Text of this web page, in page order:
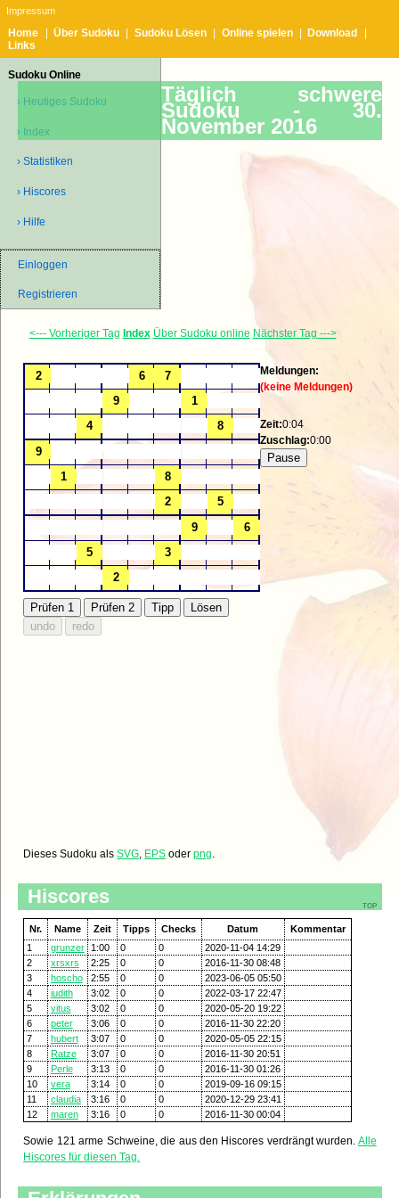
Impressum
Home Über Sudoku Sudoku Lösen Online spielen Download
Links
Sudoku Online
› Heutiges Sudoku
› Index
› Statistiken
› Hiscores
› Hilfe
Einloggen
Registrieren
Täglich schwere
Sudoku -30.
November 2016
<--- Vorheriger Tag Index Über Sudoku online Nächster Tag --->
Meldungen:
(keine Meldungen)
Zeit:0:04
Zuschlag:0:00
Dieses Sudoku alsSVG, EPS oderpng.
top
Hiscores
Nr. Name Zeit Tipps Checks Datum
Kommentar
1
grunzer 1:00 0 0
2020-11-04 14:29
2
xrsxrs 2:25 0 0
2016-11-30 08:48
3
hoscho 2:55 0 0
2023-06-05 05:50
4
judith 3:02 0 0
2022-03-17 22:47
5
vitus 3:02 0 0
2020-05-20 19:22
6
peter 3:06 0 0
2016-11-30 22:20
7
hubert 3:07 0 0
2020-05-05 22:15
8
Ratze 3:07 0 0
2016-11-30 20:51
9
Perle 3:13 0 0
2016-11-30 01:26
10
vera 3:14 0 0
2019-09-16 09:15
11
claudia 3:16 0 0
2020-12-29 23:41
12
maren 3:16 0 0 2016-11-30 00:04
Sowie 121 arme Schweine, die aus den Hiscores verdrängt wurden. Alle
Hiscores für diesen Tag.